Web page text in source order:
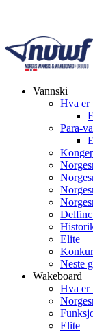
Vannski
Hva er
Para-
Elite
Neste
Wakeboard
Hva er
Elite